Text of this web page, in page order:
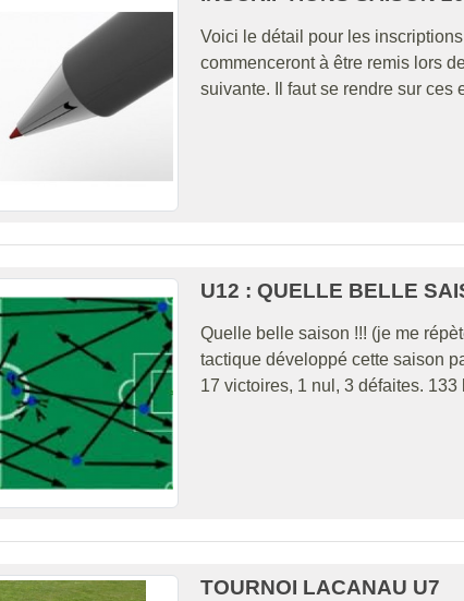
Voici le détail pour les
commenceront à être remis lors
suivante. Il faut se rendre sur ces
U12 : QUELLE BELLE
Quelle belle saison !!! (je me
tactique développé cette saison
17 victoires, 1 nul, 3 défaites.
TOURNOI LACANAU U7